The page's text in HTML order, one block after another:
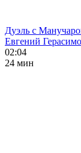
Дуэль с
Евгений
02:04
24 мин